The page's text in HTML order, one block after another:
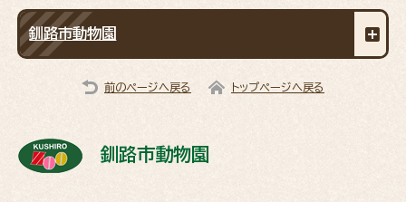
釧路市動物園
前のページへ戻る トップページへ戻る
釧路市動物園